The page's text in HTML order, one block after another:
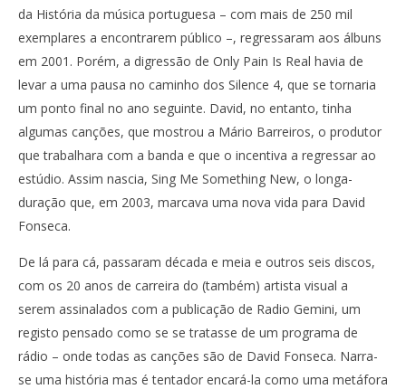
da História da música portuguesa – com mais de 250 mil
exemplares a encontrarem público –, regressaram aos álbuns
em 2001. Porém, a digressão de Only Pain Is Real havia de
levar a uma pausa no caminho dos Silence 4, que se tornaria
um ponto final no ano seguinte. David, no entanto, tinha
algumas canções, que mostrou a Mário Barreiros, o produtor
que trabalhara com a banda e que o incentiva a regressar ao
estúdio. Assim nascia, Sing Me Something New, o longa-
duração que, em 2003, marcava uma nova vida para David
Fonseca.
De lá para cá, passaram década e meia e outros seis discos,
com os 20 anos de carreira do (também) artista visual a
serem assinalados com a publicação de Radio Gemini, um
registo pensado como se se tratasse de um programa de
rádio – onde todas as canções são de David Fonseca. Narra-
se uma história mas é tentador encará-la como uma metáfora